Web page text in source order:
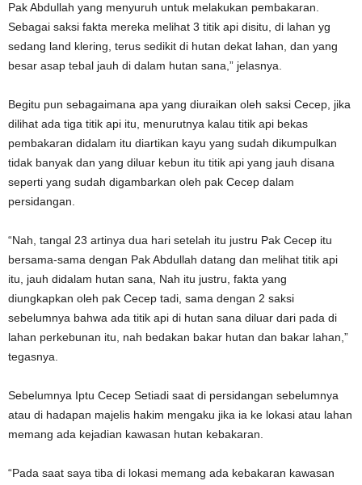
Pak Abdullah yang menyuruh untuk melakukan pembakaran.
Sebagai saksi fakta mereka melihat 3 titik api disitu, di lahan yg
sedang land klering, terus sedikit di hutan dekat lahan, dan yang
besar asap tebal jauh di dalam hutan sana,” jelasnya.
Begitu pun sebagaimana apa yang diuraikan oleh saksi Cecep, jika
dilihat ada tiga titik api itu, menurutnya kalau titik api bekas
pembakaran didalam itu diartikan kayu yang sudah dikumpulkan
tidak banyak dan yang diluar kebun itu titik api yang jauh disana
seperti yang sudah digambarkan oleh pak Cecep dalam
persidangan.
“Nah, tangal 23 artinya dua hari setelah itu justru Pak Cecep itu
bersama-sama dengan Pak Abdullah datang dan melihat titik api
itu, jauh didalam hutan sana, Nah itu justru, fakta yang
diungkapkan oleh pak Cecep tadi, sama dengan 2 saksi
sebelumnya bahwa ada titik api di hutan sana diluar dari pada di
lahan perkebunan itu, nah bedakan bakar hutan dan bakar lahan,”
tegasnya.
Sebelumnya Iptu Cecep Setiadi saat di persidangan sebelumnya
atau di hadapan majelis hakim mengaku jika ia ke lokasi atau lahan
memang ada kejadian kawasan hutan kebakaran.
“Pada saat saya tiba di lokasi memang ada kebakaran kawasan